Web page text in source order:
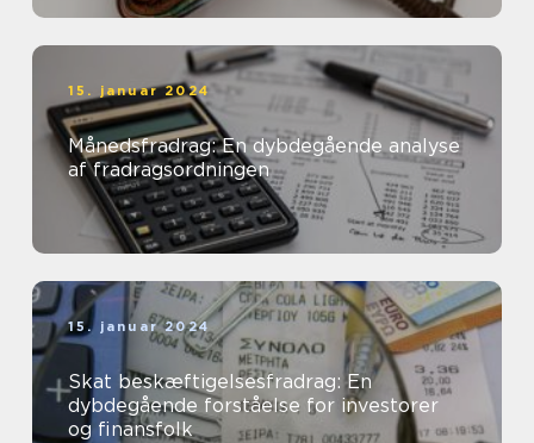
15. januar 2024
Månedsfradrag: En dybdegående analyse
af fradragsordningen
15. januar 2024
Skat beskæftigelsesfradrag: En
dybdegående forståelse for investorer
og finansfolk